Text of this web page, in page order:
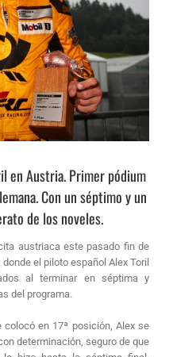
en Austria. Primer pódium
Con un séptimo y un
de los noveles.
austriaca este pasado fin de
el piloto español Alex Toril
al terminar en séptima y
del programa.
en 17ª posición, Alex se
determinación, seguro de que